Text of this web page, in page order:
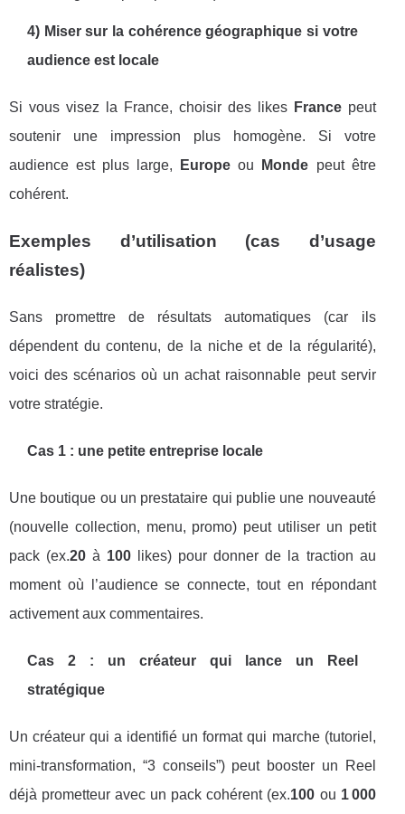
4) Miser sur la cohérence géographique si votre
audience est locale
Si vous visez la France, choisir des likes Francepeut
soutenir une impression plus homogène. Si votre
audience est plus large,
Europe ou Monde peut être
cohérent.
Exemples d’utilisation (cas d’usage
réalistes)
Sans promettre de résultats automatiques (car ils
dépendent du contenu, de la niche et de la régularité),
voici des scénarios où un achat raisonnable peut servir
votre stratégie.
Cas 1 : une petite entreprise locale
Une boutique ou un prestataire qui publie une nouveauté
(nouvelle collection, menu, promo) peut utiliser un petit
pack (ex.20 à 100 likes) pour donner de la traction au
moment où l’audience se connecte, tout en répondant
activement aux commentaires.
Cas 2 : un créateur qui lance un Reel
stratégique
Un créateur qui a identifié un format qui marche (tutoriel,
mini-transformation, “3 conseils”) peut booster un Reel
déjà prometteur avec un pack cohérent (ex.100 ou 1 000